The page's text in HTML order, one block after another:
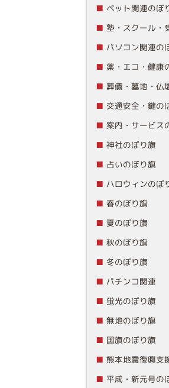
ペット関連のぼ
塾・スクール・
パソコン関連の
薬・エコ・健康
葬儀・墓地・仏
交通安全・鍵の
案内・サービス
神社のぼり旗
占いのぼり旗
ハロウィンのぼ
春のぼり旗
夏のぼり旗
秋のぼり旗
冬のぼり旗
パチンコ関連
蛍光のぼり旗
無地のぼり旗
国旗のぼり旗
熊本地震復興支
平成・新元号の